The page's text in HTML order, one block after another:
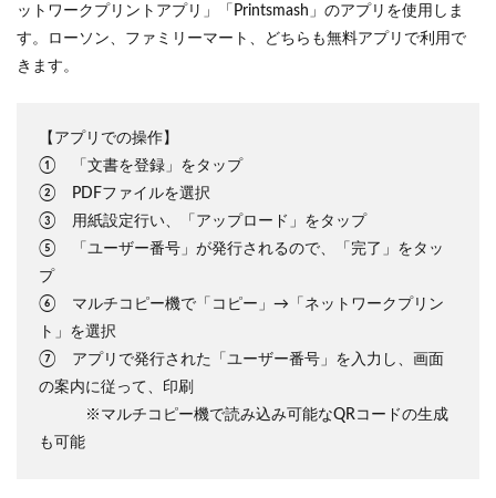
ットワークプリントアプリ」「Printsmash」のアプリを使用しま
す。ローソン、ファミリーマート、どちらも無料アプリで利用で
きます。
【アプリでの操作】
① 「文書を登録」をタップ
② PDFファイルを選択
③ 用紙設定行い、「アップロード」をタップ
⑤ 「ユーザー番号」が発行されるので、「完了」をタッ
プ
⑥ マルチコピー機で「コピー」→「ネットワークプリン
ト」を選択
⑦ アプリで発行された「ユーザー番号」を入力し、画面
の案内に従って、印刷
※マルチコピー機で読み込み可能なQRコードの生成
も可能